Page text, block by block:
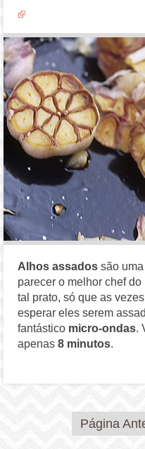
Alhos assados são
parecer o melhor chef
tal prato, só que as
esperar eles serem
fantástico micro-ondas.
apenas8 minutos.
PaginaçãoPágina